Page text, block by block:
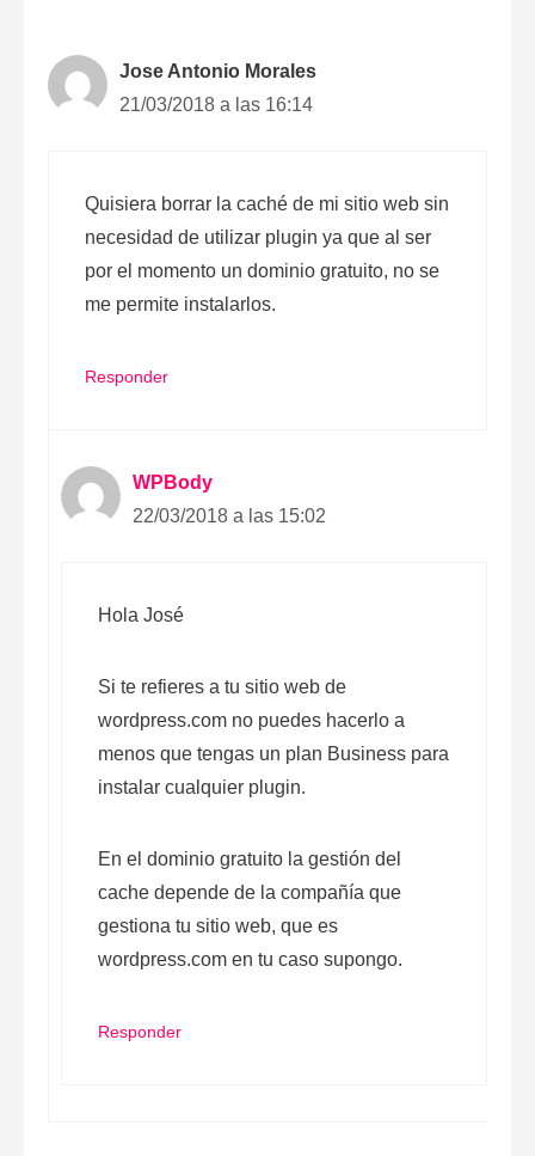
Jose Antonio Morales
21/03/2018 a las 16:14
Quisiera borrar la caché de mi sitio web sin
necesidad de utilizar plugin ya que al ser
por el momento un dominio gratuito, no se
me permite instalarlos.
Responder
WPBody
22/03/2018 a las 15:02
Hola José
Si te refieres a tu sitio web de
wordpress.com no puedes hacerlo a
menos que tengas un plan Business para
instalar cualquier plugin.
En el dominio gratuito la gestión del
cache depende de la compañía que
gestiona tu sitio web, que es
wordpress.com en tu caso supongo.
Responder